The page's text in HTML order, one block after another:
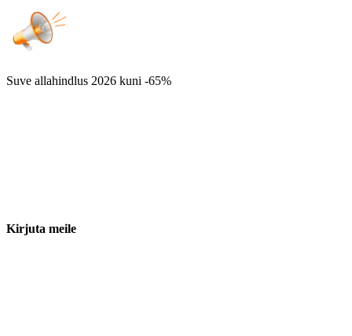
Suve allahindlus 2026 kuni -65%
Kirjuta meile